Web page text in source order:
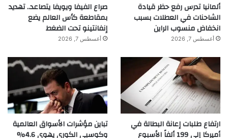
ألمانيا تدرس رفع حظر قيادة
الشاحنات في العطلات بسبب
انخفاض منسوب الراين
أغسطس 7, 2026
صراع الفيفا ويويفا يتصاعد.. تهديد
بمقاطعة كأس العالم يضع
إنفانتينو تحت الضغط
أغسطس 7, 2026
ارتفاع طلبات إعانة البطالة في
أميركا إلى 199 ألفاً الأسبوع
تباين مؤشرات الأسواق العالمية
وكوسبي الكوري يهوي 4.6%